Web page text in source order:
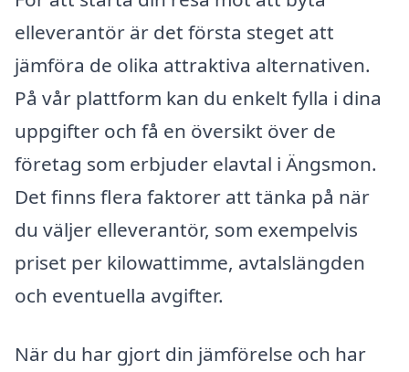
elleverantör är det första steget att
jämföra de olika attraktiva alternativen.
På vår plattform kan du enkelt fylla i dina
uppgifter och få en översikt över de
företag som erbjuder elavtal i Ängsmon.
Det finns flera faktorer att tänka på när
du väljer elleverantör, som exempelvis
priset per kilowattimme, avtalslängden
och eventuella avgifter.
När du har gjort din jämförelse och har